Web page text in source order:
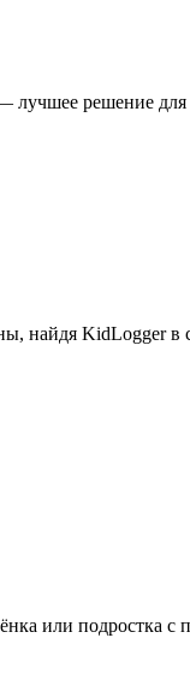
лучшее решение
найдя KidLogger в
или подростка